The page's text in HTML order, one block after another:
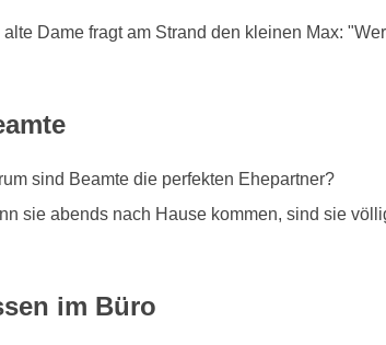
alte Dame fragt am Strand den kleinen Max:
sind Beamte die perfekten Ehepartner?
sie abends nach Hause kommen, sind sie
im Büro